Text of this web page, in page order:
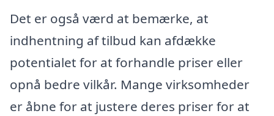
Det er også værd at bemærke, at
indhentning af tilbud kan afdække
potentialet for at forhandle priser eller
opnå bedre vilkår. Mange virksomheder
er åbne for at justere deres priser for at